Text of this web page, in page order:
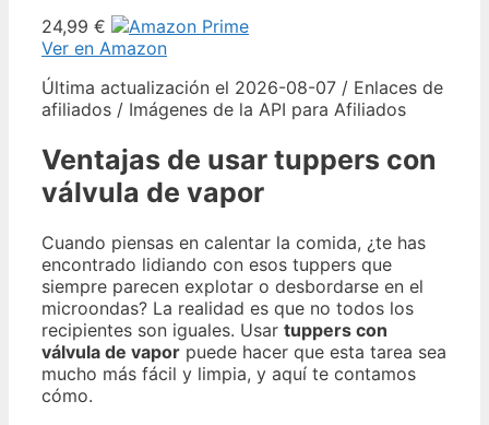
24,99 €
Ver en Amazon
Última actualización el 2026-08-07 / Enlaces de
afiliados / Imágenes de la API para Afiliados
Ventajas de usar tuppers con
válvula de vapor
Cuando piensas en calentar la comida, ¿te has
encontrado lidiando con esos tuppers que
siempre parecen explotar o desbordarse en el
microondas? La realidad es que no todos los
recipientes son iguales. Usar tuppers con
válvula de vapor puede hacer que esta tarea sea
mucho más fácil y limpia, y aquí te contamos
cómo.